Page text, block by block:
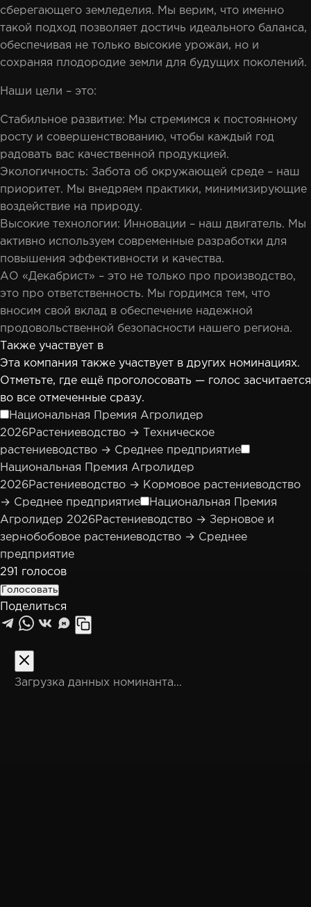
сберегающего земледелия. Мы верим, что именно
такой подход позволяет достичь идеального баланса,
обеспечивая не только высокие урожаи, но и
сохраняя плодородие земли для будущих поколений.
Наши цели – это:
Стабильное развитие: Мы стремимся к постоянному
росту и совершенствованию, чтобы каждый год
радовать вас качественной продукцией.
Экологичность: Забота об окружающей среде – наш
приоритет. Мы внедряем практики, минимизирующие
воздействие на природу.
Высокие технологии: Инновации – наш двигатель. Мы
активно используем современные разработки для
повышения эффективности и качества.
АО «Декабрист» – это не только про производство,
это про ответственность. Мы гордимся тем, что
вносим свой вклад в обеспечение надежной
продовольственной безопасности нашего региона.
Также участвует в
Эта компания также участвует в других номинациях.
Отметьте, где ещё проголосовать — голос засчитается
во все отмеченные сразу.
Национальная Премия Агролидер
2026Растениеводство → Техническое
растениеводство → Среднее предприятие
Национальная Премия Агролидер
2026Растениеводство → Кормовое растениеводство
→ Среднее предприятие
Национальная Премия
Агролидер 2026Растениеводство → Зерновое и
зернобобовое растениеводство → Среднее
предприятие
291 голосов
Голосовать
Поделиться
M
Загрузка данных номинанта...